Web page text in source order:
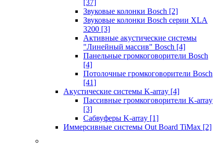
[37]
Звуковые колонки Bosch [2]
Звуковые колонки Bosch серии XLA
3200 [3]
Активные акустические системы
"Линейный массив" Bosch [4]
Панельные громкоговорители Bosch
[4]
Потолочные громкоговорители Bosch
[41]
Акустические системы K-array [4]
Пассивные громкоговорители K-array
[3]
Сабвуферы K-array [1]
Иммерсивные системы Out Board TiMax [2]